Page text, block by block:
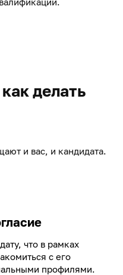
делать
и вас, и кандидата.
что в рамках
с его
профилями.